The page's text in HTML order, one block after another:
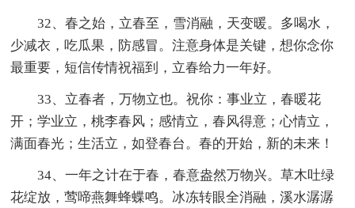
32、春之始，立春至，雪消融，天变暖。多喝水，
少减衣，吃瓜果，防感冒。注意身体是关键，想你念你
最重要，短信传情祝福到，立春给力一年好。
33、立春者，万物立也。祝你：事业立，春暖花
开；学业立，桃李春风；感情立，春风得意；心情立，
满面春光；生活立，如登春台。春的开始，新的未来！
34、一年之计在于春，春意盎然万物兴。草木吐绿
花绽放，莺啼燕舞蜂蝶鸣。冰冻转眼全消融，溪水潺潺